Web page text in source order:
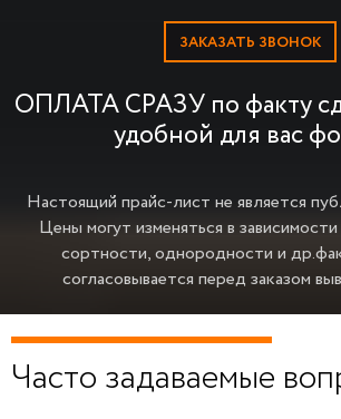
ЗАКАЗАТЬ ЗВОНОК
ОПЛАТА СРАЗУ по факту
удобной для вас
Настоящий прайс-лист не является
Цены могут изменяться в
сортности, однородности и
согласовывается перед заказом
Часто задаваемые